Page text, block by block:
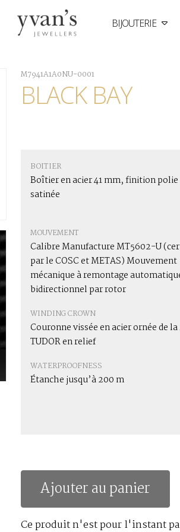
BIJOUTERIE
M7941A1A0NU-0001
BLACK BAY
BOITIER
Boîtier en acier 41 mm, finition
satinée
MOUVEMENT
Calibre Manufacture MT5602-U
par le COSC et METAS) Mouvement
mécanique à remontage
bidirectionnel par rotor
WINDING CROWN
Couronne vissée en acier ornée de
TUDOR en relief
WATERPROOFNESS
Étanche jusqu’à 200 m
Ajouter au panier
Ce produit n'est pour l'instant